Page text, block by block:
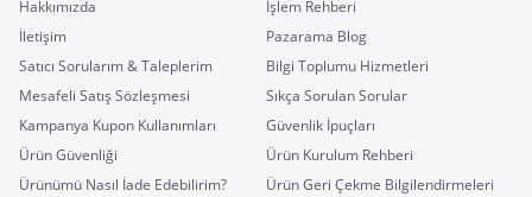
Hakkımızda
İşlem Rehberi
İletişim
Pazarama Blog
Satıcı Sorularım & Taleplerim
Bilgi Toplumu Hizmetleri
Mesafeli Satış Sözleşmesi
Sıkça Sorulan Sorular
Kampanya Kupon Kullanımları
Güvenlik İpuçları
Ürün Güvenliği
Ürün Kurulum Rehberi
Ürünümü Nasıl İade Edebilirim?
Ürün Geri Çekme Bilgilendirmeleri